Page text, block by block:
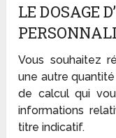
LE DOSAGE
Vous souhaitez
une autre
de calcul qui
informations
titre indicatif.